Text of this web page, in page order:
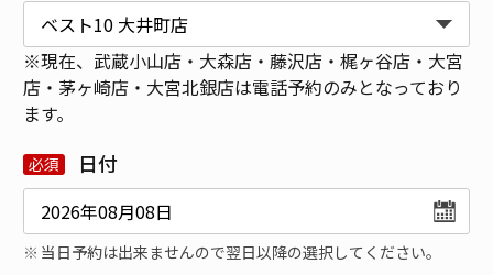
※現在、武蔵小山店・大森店・藤沢店・梶ヶ谷店・大宮
店・茅ヶ崎店・大宮北銀店は電話予約のみとなっており
ます。
日付
当日予約は出来ませんので翌日以降の選択してください。